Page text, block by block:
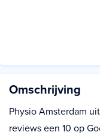
Omschrijving
Physio Amsterdam
reviews een 10 op